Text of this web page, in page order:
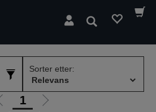
Søk
Sorter etter:
Gå
1
Gå